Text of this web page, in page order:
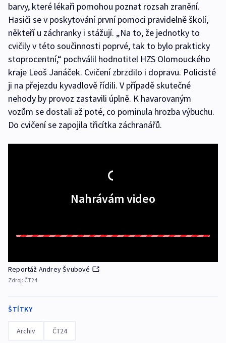
barvy, které lékaři pomohou poznat rozsah zranění.
Hasiči se v poskytování první pomoci pravidelně školí,
někteří u záchranky i stážují. „Na to, že jednotky to
cvičily v této součinnosti poprvé, tak to bylo prakticky
stoprocentní,“ pochválil hodnotitel HZS Olomouckého
kraje Leoš Janáček. Cvičení zbrzdilo i dopravu. Policisté
ji na přejezdu kyvadlově řídili. V případě skutečné
nehody by provoz zastavili úplně. K havarovaným
vozům se dostali až poté, co pominula hrozba výbuchu.
Do cvičení se zapojila třicítka záchranářů.
Nahrávám video
Reportáž Andrey Švubové
Zdroj: ČT24
ŠTÍTKY
Archiv ČT24